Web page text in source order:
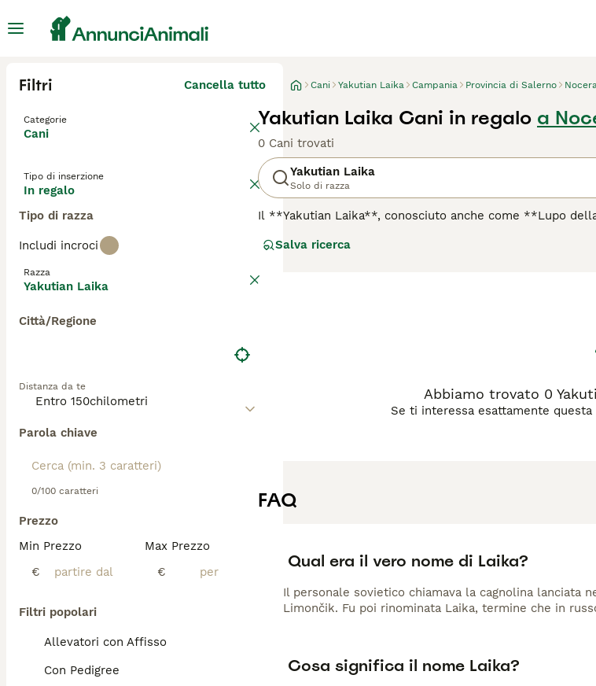
Filtri Cancella tutto
Categorie
Cani
Tipo di inserzione
In regalo
Tipo di razza
Includi incroci
Razza
Yakutian Laika
Città/Regione
Distanza da te
Parola chiave
0/100 caratteri
Prezzo
Min Prezzo
€
Max Prezzo
€
Filtri popolari
Allevatori con Affisso
Con Pedigree
Cani Yakutian Laika Campania Provincia di Salerno
Yakutian Laika Cani in regalo a
0 Cani trovati
Yakutian Laika
Solo di razza
Il **Yakutian Laika**, conosciuto anche come **Lupo
stato sviluppato dal popolo indigeno Yakut per trainare
media, con muscolatura robusta e la caratteristica coda
amichevole e intelligente, ma può mostrare una certa
precoce e un addestramento coerente. Ideale per chi
ad ambienti caldi o a chi preferisce un animale poco
Salva ricerca
Abbiamo trovato 0
Se ti interessa esattamente
FAQ
Qual era il vero nome di Laika?
Il personale sovietico chiamava la cagnolina lanciata
Limončik. Fu poi rinominata Laika, termine che in
Cosa significa il nome Laika?